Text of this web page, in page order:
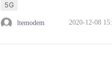
5G
ltemodem 2020-12-08